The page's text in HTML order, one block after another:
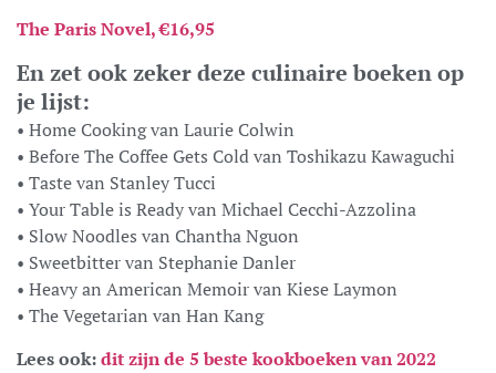
The Paris Novel, €16,95
En zet ook zeker deze culinaire boeken op
je lijst:
• Home Cooking van Laurie Colwin
• Before The Coffee Gets Cold van Toshikazu Kawaguchi
• Taste van Stanley Tucci
• Your Table is Ready van Michael Cecchi-Azzolina
• Slow Noodles van Chantha Nguon
• Sweetbitter van Stephanie Danler
• Heavy an American Memoir van Kiese Laymon
• The Vegetarian van Han Kang
Lees ook:dit zijn de 5 beste kookboeken van 2022